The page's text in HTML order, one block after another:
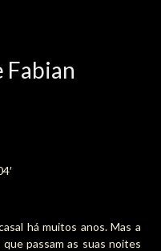
Fabian
há muitos anos. Mas a
passam as suas noites